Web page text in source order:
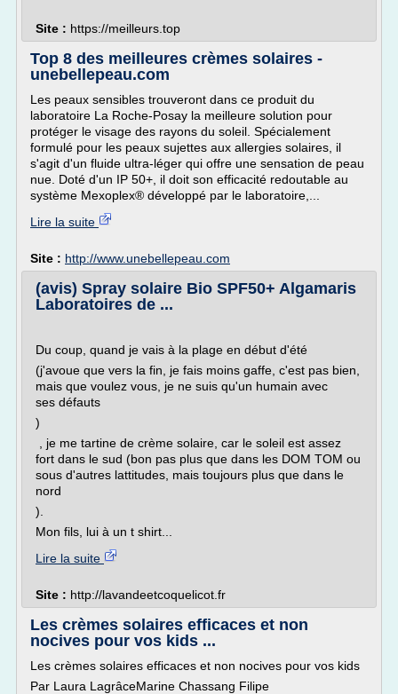
Site : https://meilleurs.top
Top 8 des meilleures crèmes solaires -
unebellepeau.com
Les peaux sensibles trouveront dans ce produit du
laboratoire La Roche-Posay la meilleure solution pour
protéger le visage des rayons du soleil. Spécialement
formulé pour les peaux sujettes aux allergies solaires, il
s'agit d'un fluide ultra-léger qui offre une sensation de peau
nue. Doté d'un IP 50+, il doit son efficacité redoutable au
système Mexoplex® développé par le laboratoire,...
Lire la suite
Site : http://www.unebellepeau.com
(avis) Spray solaire Bio SPF50+ Algamaris
Laboratoires de ...
Du coup, quand je vais à la plage en début d'été
(j'avoue que vers la fin, je fais moins gaffe, c'est pas bien,
mais que voulez vous, je ne suis qu'un humain avec
ses défauts
)
, je me tartine de crème solaire, car le soleil est assez
fort dans le sud (bon pas plus que dans les DOM TOM ou
sous d'autres lattitudes, mais toujours plus que dans le
nord
).
Mon fils, lui à un t shirt...
Lire la suite
Site : http://lavandeetcoquelicot.fr
Les crèmes solaires efficaces et non
nocives pour vos kids ...
Les crèmes solaires efficaces et non nocives pour vos kids
Par Laura LagrâceMarine Chassang Filipe